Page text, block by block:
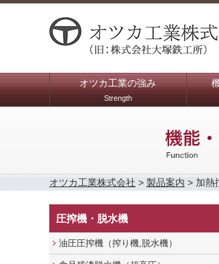
オツカ工業の強み
Strength
オツカ工業株式会社 > 製品案内 > 加熱
圧搾機・脱水機
油圧圧搾機（搾り機,脱水機）